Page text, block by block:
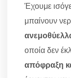
Έχουμε
μπαίνουν
οποία δεν
απόφραξη